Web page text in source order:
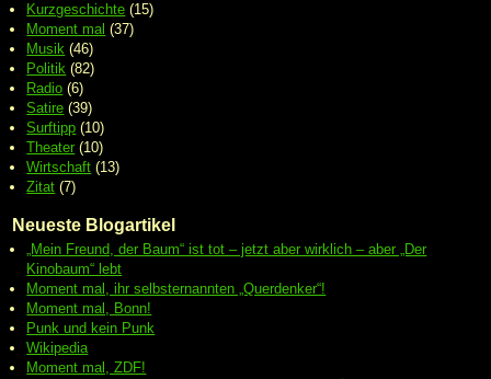
Kurzgeschichte (15)
Moment mal (37)
Musik (46)
Politik (82)
Radio (6)
Satire (39)
Surftipp (10)
Theater (10)
Wirtschaft (13)
Zitat (7)
Neueste Blogartikel
„Mein Freund, der Baum“ ist tot – jetzt aber wirklich – aber „Der
Kinobaum“ lebt
Moment mal, ihr selbsternannten „Querdenker“!
Moment mal, Bonn!
Punk und kein Punk
Wikipedia
Moment mal, ZDF!